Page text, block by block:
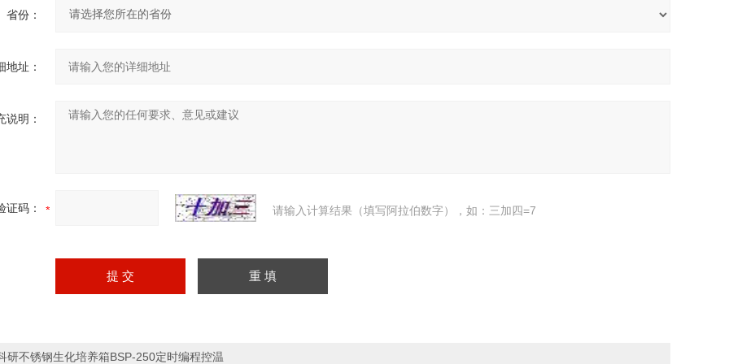
省份：
地址：
说明：
证码： 请输入计算结果（填写阿拉伯数字），如：三加四=7
研不锈钢生化培养箱BSP-250定时编程控温